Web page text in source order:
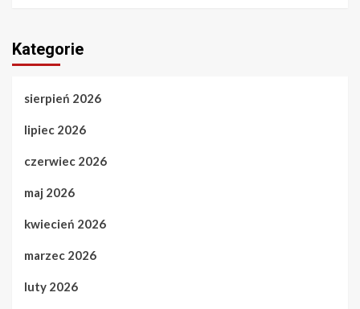
Kategorie
sierpień 2026
lipiec 2026
czerwiec 2026
maj 2026
kwiecień 2026
marzec 2026
luty 2026